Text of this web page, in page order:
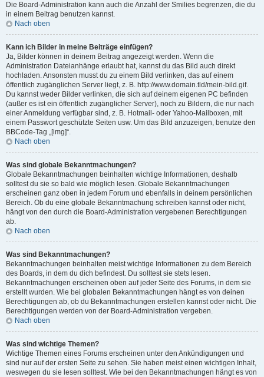
Die Board-Administration kann auch die Anzahl der Smilies begrenzen, die du
in einem Beitrag benutzen kannst.
Nach oben
Kann ich Bilder in meine Beiträge einfügen?
Ja, Bilder können in deinem Beitrag angezeigt werden. Wenn die
Administration Dateianhänge erlaubt hat, kannst du das Bild auch direkt
hochladen. Ansonsten musst du zu einem Bild verlinken, das auf einem
öffentlich zugänglichen Server liegt, z. B. http://www.domain.tld/mein-bild.gif.
Du kannst weder Bilder verlinken, die sich auf deinem eigenen PC befinden
(außer es ist ein öffentlich zugänglicher Server), noch zu Bildern, die nur nach
einer Anmeldung verfügbar sind, z. B. Hotmail- oder Yahoo-Mailboxen, mit
einem Passwort geschützte Seiten usw. Um das Bild anzuzeigen, benutze den
BBCode-Tag „[img]“.
Nach oben
Was sind globale Bekanntmachungen?
Globale Bekanntmachungen beinhalten wichtige Informationen, deshalb
solltest du sie so bald wie möglich lesen. Globale Bekanntmachungen
erscheinen ganz oben in jedem Forum und ebenfalls in deinem persönlichen
Bereich. Ob du eine globale Bekanntmachung schreiben kannst oder nicht,
hängt von den durch die Board-Administration vergebenen Berechtigungen
ab.
Nach oben
Was sind Bekanntmachungen?
Bekanntmachungen beinhalten meist wichtige Informationen zu dem Bereich
des Boards, in dem du dich befindest. Du solltest sie stets lesen.
Bekanntmachungen erscheinen oben auf jeder Seite des Forums, in dem sie
erstellt wurden. Wie bei globalen Bekanntmachungen hängt es von deinen
Berechtigungen ab, ob du Bekanntmachungen erstellen kannst oder nicht. Die
Berechtigungen werden von der Board-Administration vergeben.
Nach oben
Was sind wichtige Themen?
Wichtige Themen eines Forums erscheinen unter den Ankündigungen und
sind nur auf der ersten Seite zu sehen. Sie haben meist einen wichtigen Inhalt,
weswegen du sie lesen solltest. Wie bei den Bekanntmachungen hängt es von